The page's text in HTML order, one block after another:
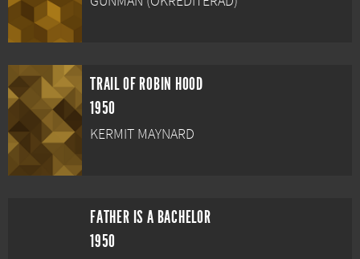
TRAIL OF ROBIN HOOD
1950
KERMIT MAYNARD
FATHER IS A BACHELOR
1950